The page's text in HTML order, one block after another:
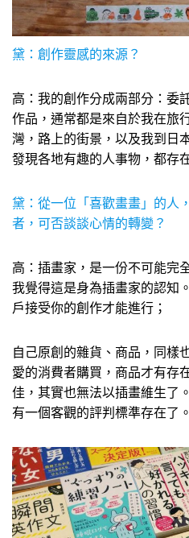
黛：創作靈感的來源？
高：我的創作分成兩部分：委
作品，通常都是來自於我在旅
灣，路上的街景，以及我到日
發現各地有趣的人事物，都存
黛：從一位「喜歡畫畫」的人
者，可否談談心情的轉變？
高：插畫家，是一份不可能完
我覺得這是身為插畫家的認知
戶接受你的創作才能進行；
自己原創的雜貨、商品，同樣
愛的消費者購買，商品才有存
佳，其實也無法以插畫維生了
有一個客觀的評判標準存在了。